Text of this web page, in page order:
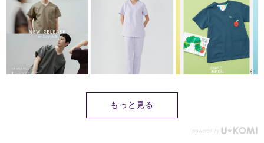
もっと見る